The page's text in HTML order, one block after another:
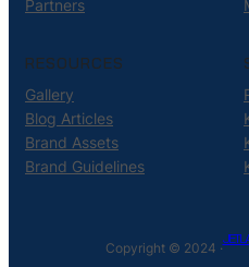
Partners
RESOURCES
Gallery
Blog Articles
Brand Assets
Brand Guidelines
Copyright © 2024 ·